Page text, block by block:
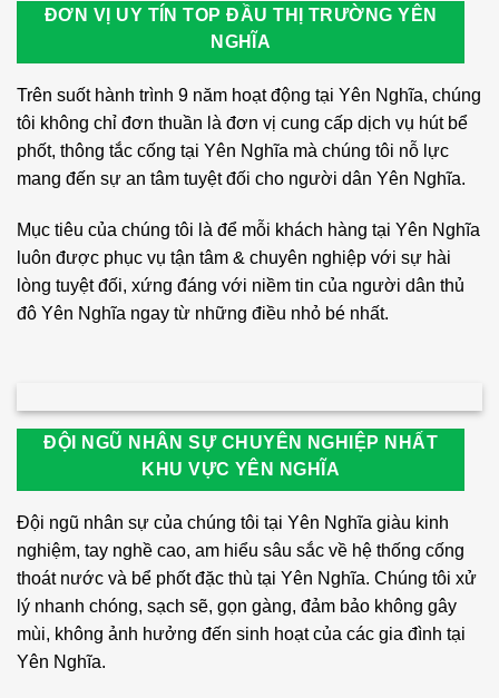
ĐƠN VỊ UY TÍN TOP ĐẦU THỊ TRƯỜNG YÊN
NGHĨA
Trên suốt hành trình 9 năm hoạt động tại Yên Nghĩa, chúng
tôi không chỉ đơn thuần là đơn vị cung cấp dịch vụ hút bể
phốt, thông tắc cống tại Yên Nghĩa mà chúng tôi nỗ lực
mang đến sự an tâm tuyệt đối cho người dân Yên Nghĩa.
Mục tiêu của chúng tôi là để mỗi khách hàng tại Yên Nghĩa
luôn được phục vụ tận tâm & chuyên nghiệp với sự hài
lòng tuyệt đối, xứng đáng với niềm tin của người dân thủ
đô Yên Nghĩa ngay từ những điều nhỏ bé nhất.
ĐỘI NGŨ NHÂN SỰ CHUYÊN NGHIỆP NHẤT
KHU VỰC YÊN NGHĨA
Đội ngũ nhân sự của chúng tôi tại Yên Nghĩa giàu kinh
nghiệm, tay nghề cao, am hiểu sâu sắc về hệ thống cống
thoát nước và bể phốt đặc thù tại Yên Nghĩa. Chúng tôi xử
lý nhanh chóng, sạch sẽ, gọn gàng, đảm bảo không gây
mùi, không ảnh hưởng đến sinh hoạt của các gia đình tại
Yên Nghĩa.